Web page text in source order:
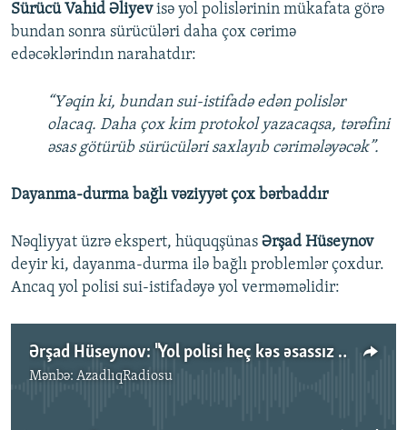
Sürücü Vahid Əliyevisə yol polislərinin mükafata görə
bundan sonra sürücüləri daha çox cərimə
edəcəklərindın narahatdır:
“Yəqin ki, bundan sui-istifadə edən polislər
olacaq. Daha çox kim protokol yazacaqsa, tərəfini
əsas götürüb sürücüləri saxlayıb cərimələyəcək”.
Dayanma-durma bağlı vəziyyət çox bərbaddır
Nəqliyyat üzrə ekspert, hüquqşünas Ərşad Hüseynov
deyir ki, dayanma-durma ilə bağlı problemlər çoxdur.
Ancaq yol polisi sui-istifadəyə yol verməməlidir:
Ərşad Hüseynov: "Yol polisi heç kəs əsassız cərimələməməlidir"
Mənbə: AzadlıqRadiosu
No media source currently available